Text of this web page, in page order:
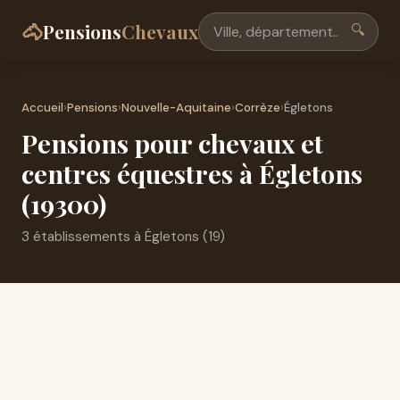
🐴PensionsChevaux 🔍
Accueil›Pensions›Nouvelle-Aquitaine›Corrèze›Égletons
Pensions pour chevaux et
centres équestres à Égletons
(19300)
3 établissements à Égletons (19)